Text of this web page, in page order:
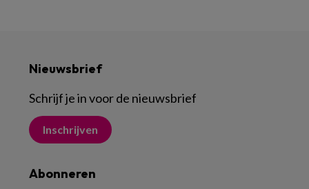
Nieuwsbrief
Schrijf je in voor de nieuwsbrief
Inschrijven
Abonneren